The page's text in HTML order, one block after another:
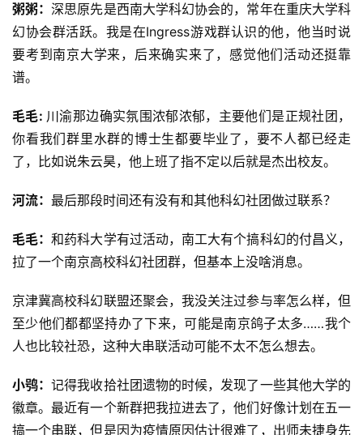
零
重
粥粥：深思原先是西南大学科幻协会的，常年在重庆大学科
幻协会群活跃。我是在Ingress游戏群认识的他，他当时说
要考到南京大学来，后来确实来了，感觉他们活动还挺靠
谱。
毛毛: 川渝那边确实氛围浓郁浓郁，主要他们是正规社团，
你看我们群里水群的博士生都要毕业了，要不人都已经走
了，比如说朱云昊，他上班了指不定以后就是杰出校友。
河流： 最后那段时间还有没有和其他科幻社团做过联系？
毛毛：和药科大学有过活动，南工大有个搞科幻的付昌义，
拉了一个南京高校科幻社团群，但基本上没啥消息。
京津冀高校科幻联盟还聚会，我没关注过参与率怎么样，但
至少他们都都坚持办了下来，可能是南京鸽子太多……我个
人也比较社恐，这种大串联活动可能不太不怎么想去。
小鸮：记得我收拾社团遗物的时候，发现了一些其他大学的
徽章。最近有一个新群把我拉进去了，他们好像计划在五一
搞一个串联，但是因为疫情原因估计很难了，出师未捷身先